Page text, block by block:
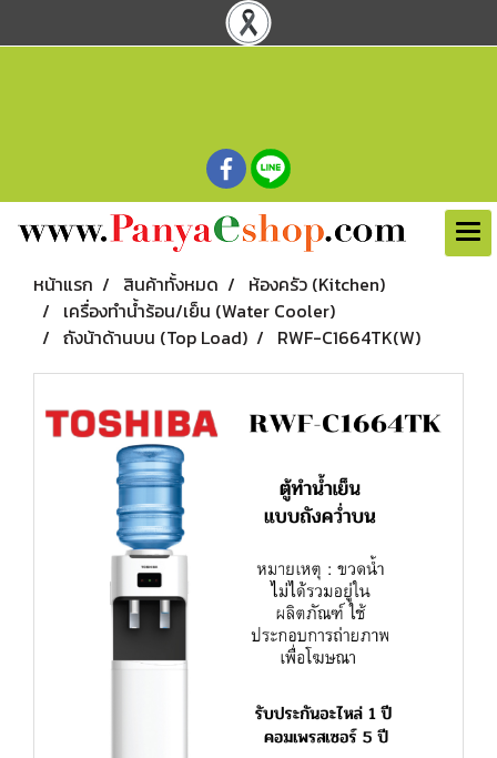
หน้าแรก สินค้าทั้งหมด
ห้องครัว (Kitchen)
เครื่องทำน้ำร้อน/เย็น (Water Cooler)
ถังน้าด้านบน (Top Load)
RWF-C1664TK(W)